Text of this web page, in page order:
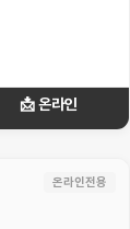
📩 온라인
온라인전용